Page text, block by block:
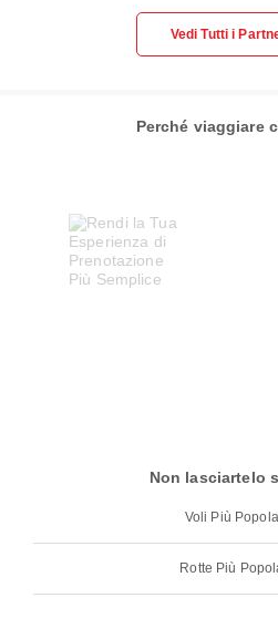
Vedi Tutti i
Perché viaggiare
Non lasciartelo
Voli Più
Rotte Più